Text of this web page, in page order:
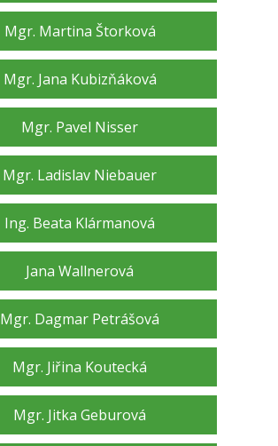
Mgr. Martina Štorková
Mgr. Jana Kubizňáková
Mgr. Pavel Nisser
Mgr. Ladislav Niebauer
Ing. Beata Klármanová
Jana Wallnerová
Mgr. Dagmar Petrášová
Mgr. Jiřina Koutecká
Mgr. Jitka Geburová